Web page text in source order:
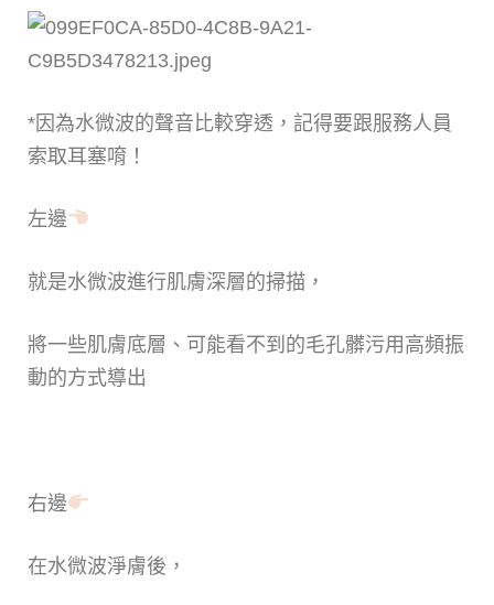
*因為水微波的聲音比較穿透，記得要跟服務人員
索取耳塞唷！
左邊
就是水微波進行肌膚深層的掃描，
將一些肌膚底層、可能看不到的毛孔髒污用高頻振
動的方式導出
右邊
在水微波淨膚後，